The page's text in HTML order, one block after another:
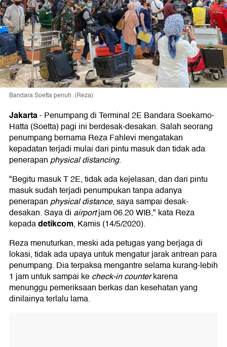
Bandara Soetta penuh. (Reza)
Jakarta-Penumpang di Terminal 2E Bandara Soekarno-
Hatta (Soetta) pagi ini berdesak-desakan. Salah seorang
penumpang bernama Reza Fahlevi mengatakan
kepadatan terjadi mulai dari pintu masuk dan tidak ada
penerapanphysical distancing.
"Begitu masuk T 2E, tidak ada kejelasan, dan dari pintu
masuk sudah terjadi penumpukan tanpa adanya
penerapanphysical distance, saya sampai desak-
desakan. Saya di airportjam 06.20 WIB," kata Reza
kepadadetikcom, Kamis (14/5/2020).
Reza menuturkan, meski ada petugas yang berjaga di
lokasi, tidak ada upaya untuk mengatur jarak antrean para
penumpang. Dia terpaksa mengantre selama kurang-lebih
1 jam untuk sampai kecheck-in counterkarena
menunggu pemeriksaan berkas dan kesehatan yang
dinilainya terlalu lama.